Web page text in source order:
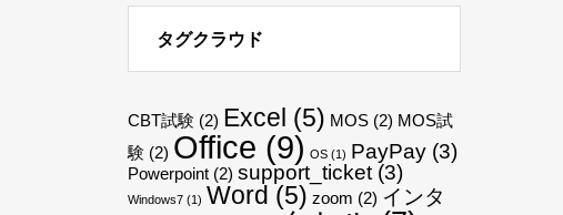
タグクラウド
CBT試験 (2) Excel (5) MOS (2) MOS試
験 (2) Office (9) OS (1) PayPay (3)
Powerpoint (2) support_ticket (3)
Windows7 (1) Word (5) zoom (2) インタ